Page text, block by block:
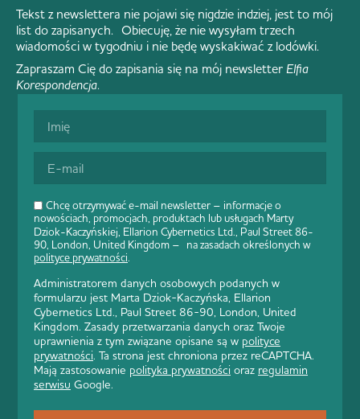
Chcę otrzymywać e-mail newsletter – informacje o
nowościach, promocjach, produktach lub usługach Marty
Dziok-Kaczyńskiej, Ellarion Cybernetics Ltd., Paul Street 86-
90, London, United Kingdom – na zasadach określonych w
polityce prywatności.
Administratorem danych osobowych podanych w
formularzu jest Marta Dziok-Kaczyńska, Ellarion
Cybernetics Ltd., Paul Street 86-90, London, United
Kingdom. Zasady przetwarzania danych oraz Twoje
uprawnienia z tym związane opisane są w polityce
prywatności. Ta strona jest chroniona przez reCAPTCHA.
Mają zastosowanie polityka prywatności oraz regulamin
serwisu Google.
Tekst z newslettera nie pojawi się nigdzie indziej, jest to mój
list do zapisanych. Obiecuję, że nie wysyłam trzech
wiadomości w tygodniu i nie będę wyskakiwać z lodówki.
Zapraszam Cię do zapisania się na mój newsletter Elfia
Korespondencja.